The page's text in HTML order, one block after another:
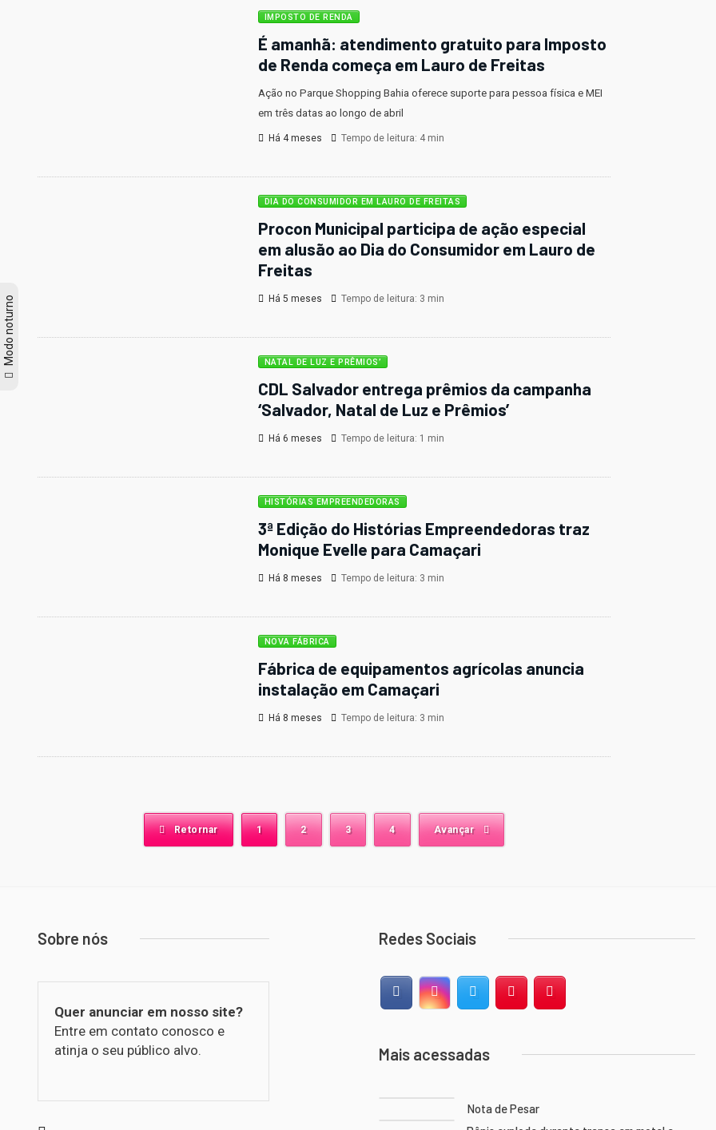
Modo noturno
IMPOSTO DE RENDA
É amanhã: atendimento gratuito para Imposto
de Renda começa em Lauro de Freitas
Ação no Parque Shopping Bahia oferece suporte para pessoa física e MEI
em três datas ao longo de abril
Há 4 meses Tempo de leitura: 4 min
DIA DO CONSUMIDOR EM LAURO DE FREITAS
Procon Municipal participa de ação especial
em alusão ao Dia do Consumidor em Lauro de
Freitas
Há 5 meses Tempo de leitura: 3 min
NATAL DE LUZ E PRÊMIOS’
CDL Salvador entrega prêmios da campanha
‘Salvador, Natal de Luz e Prêmios’
Há 6 meses Tempo de leitura: 1 min
HISTÓRIAS EMPREENDEDORAS
3ª Edição do Histórias Empreendedoras traz
Monique Evelle para Camaçari
Há 8 meses Tempo de leitura: 3 min
NOVA FÁBRICA
Fábrica de equipamentos agrícolas anuncia
instalação em Camaçari
Há 8 meses Tempo de leitura: 3 min
Retornar 1 2 3 4 Avançar
Sobre nós
Quer anunciar em nosso site?
Entre em contato conosco e
atinja o seu público alvo.
Redes Sociais
Facebook Instagram
Mais acessadas
Nota de Pesar